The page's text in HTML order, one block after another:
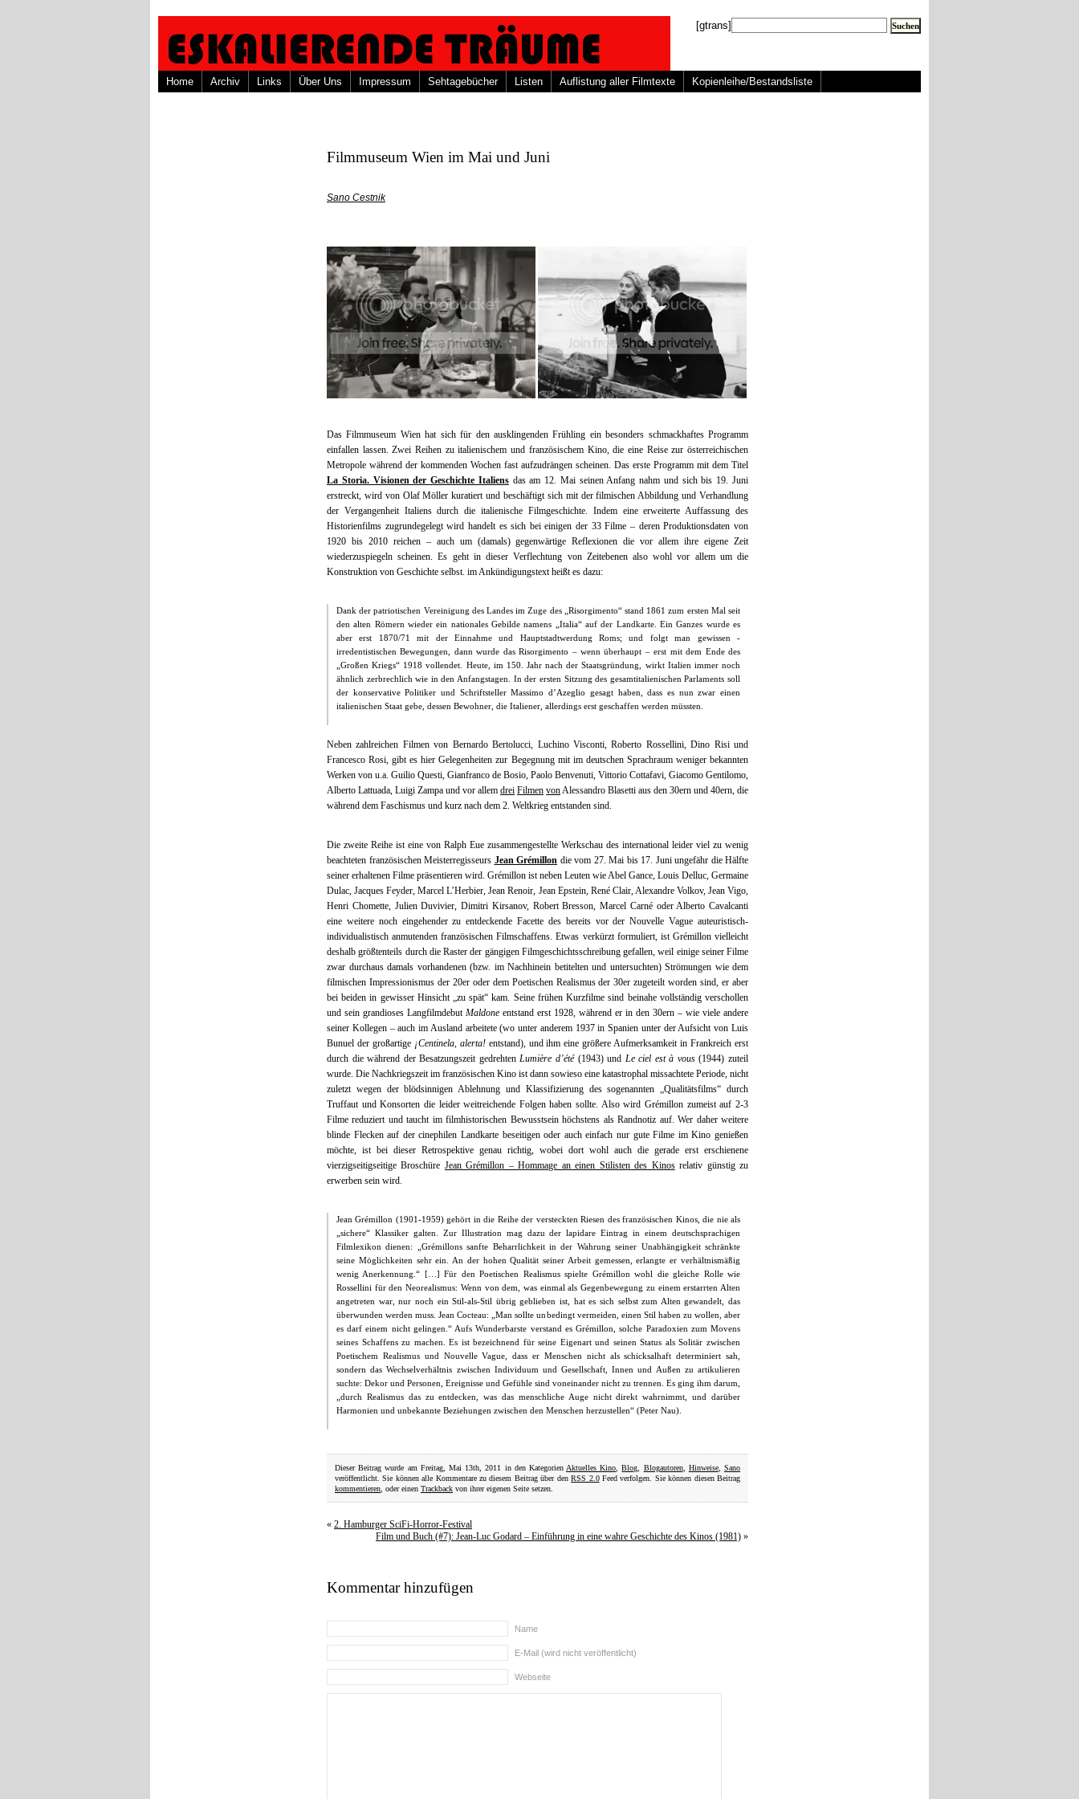
[gtrans]
Home Archiv Links Über Uns Impressum Sehtagebücher Listen Auflistung aller Filmtexte Kopienleihe/Bestandsliste
Filmmuseum Wien im Mai und Juni
Sano Cestnik
Das Filmmuseum Wien hat sich für den ausklingenden Frühling ein besonders schmackhaftes Programm
einfallen lassen. Zwei Reihen zu italienischem und französischem Kino, die eine Reise zur österreichischen
Metropole während der kommenden Wochen fast aufzudrängen scheinen. Das erste Programm mit dem Titel
La Storia. Visionen der Geschichte Italiensdas am 12. Mai seinen Anfang nahm und sich bis 19. Juni
erstreckt, wird von Olaf Möller kuratiert und beschäftigt sich mit der filmischen Abbildung und Verhandlung
der Vergangenheit Italiens durch die italienische Filmgeschichte. Indem eine erweiterte Auffassung des
Historienfilms zugrundegelegt wird handelt es sich bei einigen der 33 Filme – deren Produktionsdaten von
1920 bis 2010 reichen – auch um (damals) gegenwärtige Reflexionen die vor allem ihre eigene Zeit
wiederzuspiegeln scheinen. Es geht in dieser Verflechtung von Zeitebenen also wohl vor allem um die
Konstruktion von Geschichte selbst. im Ankündigungstext heißt es dazu:
Dank der patriotischen Vereinigung des Landes im Zuge des „Risorgimento“ stand 1861 zum ersten Mal seit
den alten Römern wieder ein nationales Gebilde namens „Italia“ auf der Landkarte. Ein Ganzes wurde es
aber erst 1870/71 mit der Einnahme und Hauptstadtwerdung Roms; und folgt man gewissen ­
irredentistischen Bewegungen, dann wurde das Risorgimento – wenn überhaupt – erst mit dem Ende des
„Großen Kriegs“ 1918 vollendet. Heute, im 150. Jahr nach der Staatsgründung, wirkt Italien immer noch
ähnlich ­zerbrechlich wie in den Anfangstagen. In der ersten Sitzung des gesamtitalienischen Parlaments soll
der konservative Politiker und Schriftsteller Massimo d’Azeglio ­gesagt haben, dass es nun zwar einen
italienischen Staat gebe, dessen Bewohner, die Italiener, allerdings erst geschaffen werden müssten.
Neben zahlreichen Filmen von Bernardo Bertolucci, Luchino Visconti, Roberto Rossellini, Dino Risi und
Francesco Rosi, gibt es hier Gelegenheiten zur Begegnung mit im deutschen Sprachraum weniger bekannten
Werken von u.a. Guilio Questi, Gianfranco de Bosio, Paolo Benvenuti, Vittorio Cottafavi, Giacomo Gentilomo,
Alberto Lattuada, Luigi Zampa und vor allem drei Filmen vonAlessandro Blasetti aus den 30ern und 40ern, die
während dem Faschismus und kurz nach dem 2. Weltkrieg entstanden sind.
Die zweite Reihe ist eine von Ralph Eue zusammengestellte Werkschau des international leider viel zu wenig
beachteten französischen Meisterregisseurs Jean Grémillon die vom 27. Mai bis 17. Juni ungefähr die Hälfte
seiner erhaltenen Filme präsentieren wird. Grémillon ist neben Leuten wie Abel Gance, Louis Delluc, Germaine
Dulac, Jacques Feyder, Marcel L’Herbier, Jean Renoir, Jean Epstein, René Clair, Alexandre Volkov, Jean Vigo,
Henri Chomette, Julien Duvivier, Dimitri Kirsanov, Robert Bresson, Marcel Carné oder Alberto Cavalcanti
eine weitere noch eingehender zu entdeckende Facette des bereits vor der Nouvelle Vague auteuristisch-
individualistisch anmutenden französischen Filmschaffens. Etwas verkürzt formuliert, ist Grémillon vielleicht
deshalb größtenteils durch die Raster der gängigen Filmgeschichtsschreibung gefallen, weil einige seiner Filme
zwar durchaus damals vorhandenen (bzw. im Nachhinein betitelten und untersuchten) Strömungen wie dem
filmischen Impressionismus der 20er oder dem Poetischen Realismus der 30er zugeteilt worden sind, er aber
bei beiden in gewisser Hinsicht „zu spät“ kam. Seine frühen Kurzfilme sind beinahe vollständig verschollen
und sein grandioses Langfilmdebut Maldone entstand erst 1928, während er in den 30ern – wie viele andere
seiner Kollegen – auch im Ausland arbeitete (wo unter anderem 1937 in Spanien unter der Aufsicht von Luis
Bunuel der großartige ¡Centinela, alerta!entstand), und ihm eine größere Aufmerksamkeit in Frankreich erst
durch die während der Besatzungszeit gedrehtenLumière d’été(1943) und Le ciel est à vous(1944) zuteil
wurde. Die Nachkriegszeit im französischen Kino ist dann sowieso eine katastrophal missachtete Periode, nicht
zuletzt wegen der blödsinnigen Ablehnung und Klassifizierung des sogenannten „Qualitätsfilms“ durch
Truffaut und Konsorten die leider weitreichende Folgen haben sollte. Also wird Grémillon zumeist auf 2-3
Filme reduziert und taucht im filmhistorischen Bewusstsein höchstens als Randnotiz auf. Wer daher weitere
blinde Flecken auf der cinephilen Landkarte beseitigen oder auch einfach nur gute Filme im Kino genießen
möchte, ist bei dieser Retrospektive genau richtig, wobei dort wohl auch die gerade erst erschienene
vierzigseitigseitige Broschüre Jean Grémillon – Hommage an einen Stilisten des Kinosrelativ günstig zu
erwerben sein wird.
Jean Grémillon (1901-1959) gehört in die ­Reihe der versteckten Riesen des französischen ­Kinos, die nie als
„sichere“ Klassiker galten. Zur Illustration mag dazu der lapidare Eintrag in einem deutschsprachigen
Filmlexikon dienen: „Grémillons sanfte Beharrlichkeit in der Wahrung seiner Unabhängigkeit schränkte
seine Möglichkeiten sehr ein. An der hohen Qualität seiner Arbeit gemessen, erlangte er verhältnismäßig
wenig Anerkennung.“ […] Für den Poetischen Realismus spielte Grémillon wohl die gleiche Rolle wie
Rossellini für den Neorealismus: Wenn von dem, was einmal als Gegenbewegung zu einem erstarrten Alten
angetreten war, nur noch ein Stil-als-Stil übrig geblieben ist, hat es sich selbst zum Alten gewandelt, das
überwunden werden muss. Jean Cocteau: „Man sollte unbedingt vermeiden, einen Stil haben zu wollen, aber
es darf einem nicht gelingen.“ Aufs Wunderbarste verstand es ­Grémillon, solche Paradoxien zum Movens
seines Schaffens zu ­machen. Es ist bezeichnend für seine Eigenart und seinen Status als Solitär zwischen
Poetischem Realismus und Nouvelle Vague, dass er Menschen nicht als schicksalhaft determiniert sah,
sondern das Wechselverhältnis zwischen Individuum und Gesellschaft, Innen und Außen zu artikulieren
suchte: Dekor und Personen, Ereignisse und Gefühle sind voneinander nicht zu trennen. Es ging ihm darum,
„durch Realismus das zu entdecken, was das menschliche Auge nicht direkt wahrnimmt, und darüber
Harmonien und unbekannte Beziehungen zwischen den Menschen herzustellen“ (Peter Nau).
Dieser Beitrag wurde am Freitag, Mai 13th, 2011 in den Kategorien Aktuelles Kino ,Blog Blogautoren, Hinweise, Sano
veröffentlicht. Sie können alle Kommentare zu diesem Beitrag über denRSS 2.0Feed verfolgen. Sie können diesen Beitrag
kommentieren , oder einen Trackback von ihrer eigenen Seite setzen.
« 2. Hamburger SciFi-Horror-Festival
Film und Buch (#7): Jean-Luc Godard – Einführung in eine wahre Geschichte des Kinos (1981) »
Kommentar hinzufügen
Name
E-Mail (wird nicht veröffentlicht)
Webseite